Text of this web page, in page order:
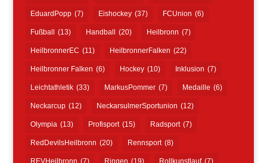
EduardPopp (7) Eishockey (37) FCUnion (6)
Fußball (13) Handball (20) Heilbronn (7)
HeilbronnerEC (11) HeilbronnerFalken (22)
Heilbronner Falken (6) Hockey (10) Inklusion (7)
Leichtathletik (33) MarkusPommer (7) Medaille (6)
Neckarcup (12) NeckarsulmerSportunion (12)
Olympia (13) Profisport (15) Radsport (7)
RedDevilsHeilbronn (20) Rennsport (8)
REVHeilbronn (7) Ringen (19) Rollkunstlauf (7)